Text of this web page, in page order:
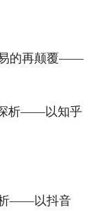
易的再颠覆——
探析——以知乎
析——以抖音